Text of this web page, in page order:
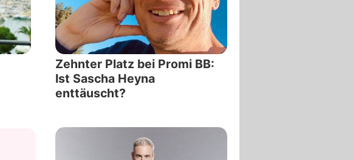
Zehnter Platz bei Promi BB:
Ist Sascha Heyna
enttäuscht?